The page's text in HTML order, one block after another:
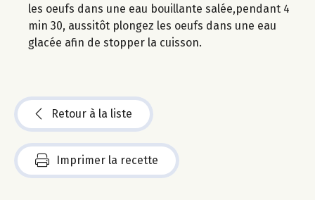
les oeufs dans une eau bouillante salée,pendant 4
min 30, aussitôt plongez les oeufs dans une eau
glacée afin de stopper la cuisson.
Retour à la liste
Imprimer la recette